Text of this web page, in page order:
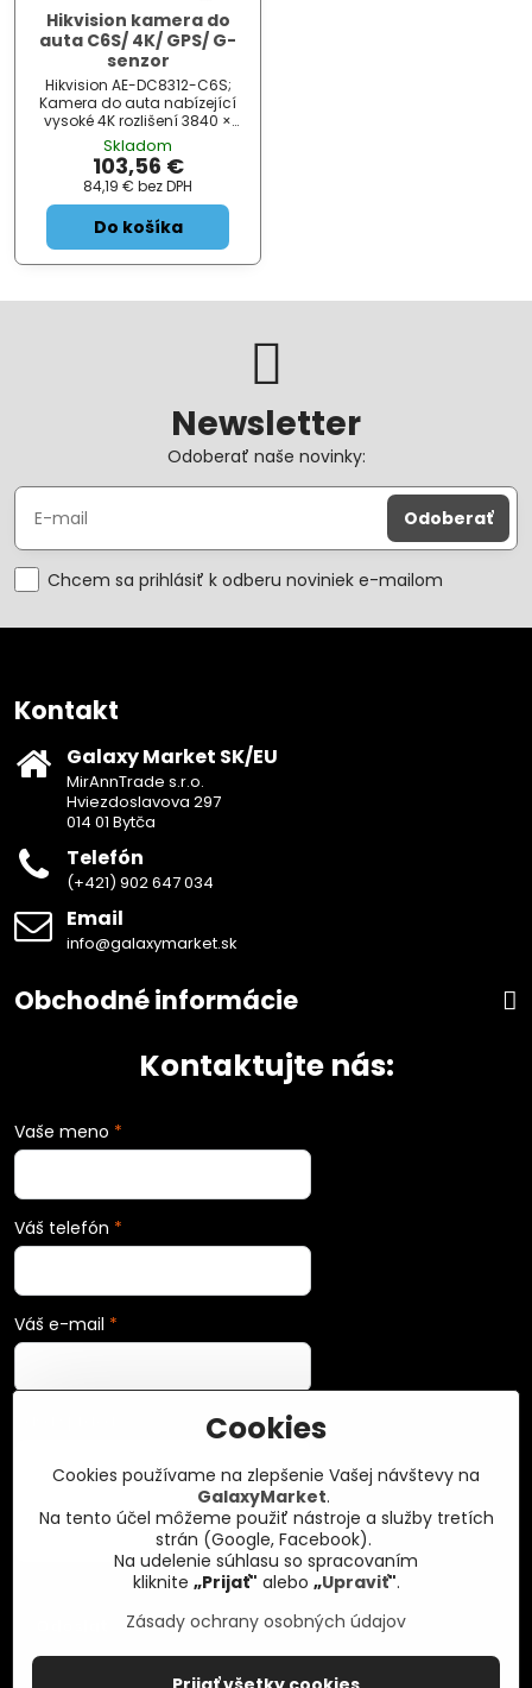
Hikvision kamera do
auta C6S/ 4K/ GPS/ G-
senzor
Hikvision AE-DC8312-C6S;
Kamera do auta nabízející
vysoké 4K rozlišení 3840 ×
2160 obrazových bodů a
široký úhel záběru až 135° . Na
zadní straně se nachází 3"
IPS displej s rozlišením 64...
Skladom
103,56 €
84,19 € bez DPH
Do košíka
Newsletter
Odoberať naše novinky:
Odoberať
Chcem sa prihlásiť k odberu noviniek e-mailom
Kontakt
Galaxy Market SK/EU
MirAnnTrade s.r.o.
Hviezdoslavova 297
014 01 Bytča
Telefón
(+421) 902 647 034
Email
info@galaxymarket.sk
Obchodné informácie
Kontaktujte nás:
Vaše meno *
Váš telefón *
Váš e-mail *
Cookies
Cookies používame na zlepšenie Vašej návštevy na
GalaxyMarket.
Na tento účel môžeme použiť nástroje a služby tretích
strán (Google, Facebook).
Na udelenie súhlasu so spracovaním
kliknite „Prijať" alebo „Upraviť".
Zásady ochrany osobných údajov